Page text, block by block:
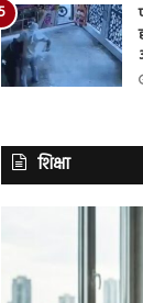
शिक्षा